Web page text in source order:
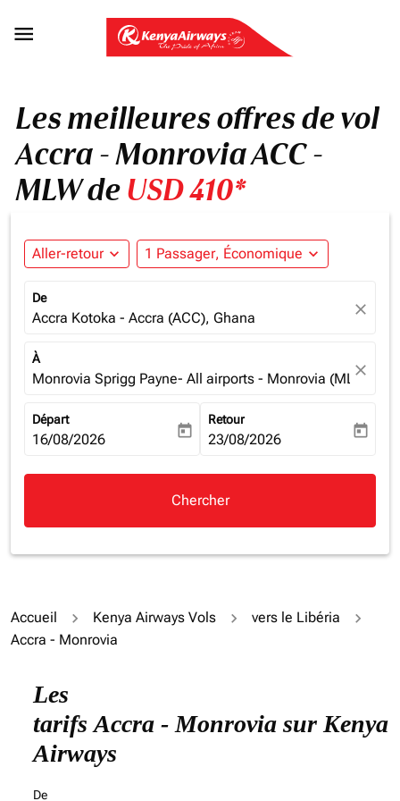

Les meilleures offres de vol
Accra - Monrovia ACC -
MLW deUSD 410*
Aller-retour expand_more 1 Passager, Économique expand_more
De
Accra Kotoka - Accra (ACC), Ghana close
À
Monrovia Sprigg Payne- All airports - Monrovia (MLW),
close
Départ
fc-booking-departure-date-aria-label
16/08/2026 today
Retour
fc-booking-return-date-aria-
23/08/2026 today
Chercher
Accueil Kenya Airways Vols
vers le Libéria
Accra - Monrovia
Les
tarifs Accra - Monrovia sur Kenya
Airways
De
Essayez de mettre à jour votre itinéraire (origine et/